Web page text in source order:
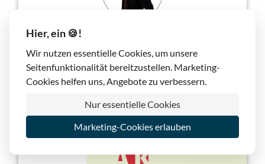
Wir hosten all unsere Website- & Cloud-Projekte
bei lima-city und haben die stetigen Verbesserungen
miterlebt. Rundum zufrieden, sowohl mit den
Domains sagen etwas darüber aus.
Benjamin Sen , Februar 2018
Hier, ein 🍪!
Wir nutzen essentielle Cookies, um unsere
Seitenfunktionalität bereitzustellen. Marketing-
Cookies helfen uns, Angebote zu verbessern.
Nur essentielle Cookies
Marketing-Cookies erlauben